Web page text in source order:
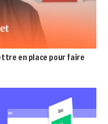
en place pour faire